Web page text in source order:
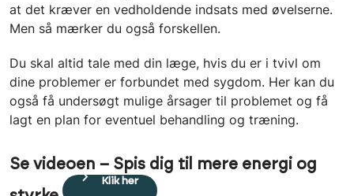
at det kræver en vedholdende indsats med øvelserne.
Men så mærker du også forskellen.
Du skal altid tale med din læge, hvis du er i tvivl om
dine problemer er forbundet med sygdom. Her kan du
også få undersøgt mulige årsager til problemet og få
lagt en plan for eventuel behandling og træning.
Se videoen – Spis dig til mere energi og
Klik her